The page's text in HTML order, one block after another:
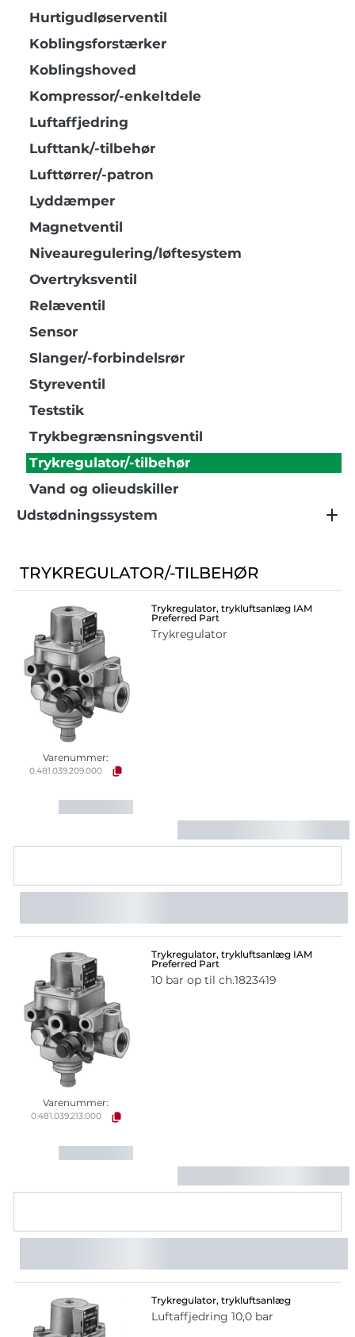
Hurtigudløserventil
Koblingsforstærker
Koblingshoved
Kompressor/-enkeltdele
Luftaffjedring
Lufttank/-tilbehør
Lufttørrer/-patron
Lyddæmper
Magnetventil
Niveauregulering/løftesystem
Overtryksventil
Relæventil
Sensor
Slanger/-forbindelsrør
Styreventil
Teststik
Trykbegrænsningsventil
Trykregulator/-tilbehør
Vand og olieudskiller
Udstødningssystem
TRYKREGULATOR/-TILBEHØR
Varenummer:
0.481.039.209.000
Trykregulator, trykluftsanlæg IAM
Preferred Part
Trykregulator
Varenummer:
0.481.039.213.000
Trykregulator, trykluftsanlæg IAM
Preferred Part
10 bar op til ch.1823419
Trykregulator, trykluftsanlæg
Luftaffjedring 10,0 bar